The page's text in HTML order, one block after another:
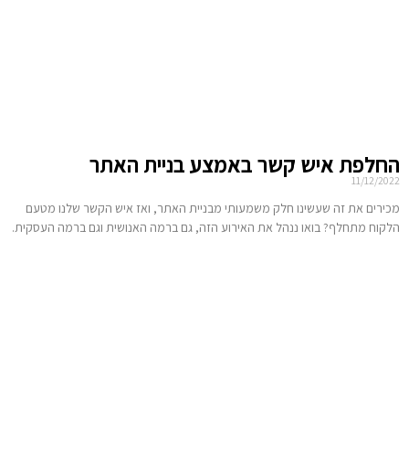
החלפת איש קשר באמצע בניית האתר
11/12/2022
מכירים את זה שעשינו חלק משמעותי מבניית האתר, ואז איש הקשר שלנו מטעם
הלקוח מתחלף? בואו ננהל את האירוע הזה, גם ברמה האנושית וגם ברמה העסקית.